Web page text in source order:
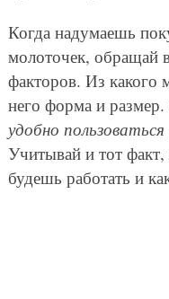
Когда надумаешь
молоточек, обращай
факторов. Из какого
него форма и размер.
удобно
Учитывай и тот
будешь работать и